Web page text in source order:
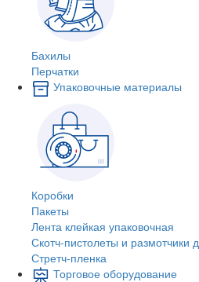
Бахилы
Перчатки
Упаковочные материалы
Коробки
Пакеты
Лента клейкая упаковочная
Скотч-пистолеты и размотчики
Стретч-пленка
Торговое оборудование